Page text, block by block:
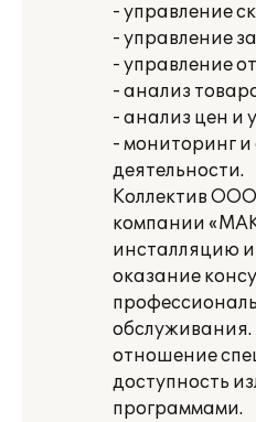
- управление
- управление
- управление
- анализ
- анализ цен и
- мониторинг
деятельности.
Коллектив
компании
инсталляцию
оказание
обслуживания.
отношение
доступность
программами.